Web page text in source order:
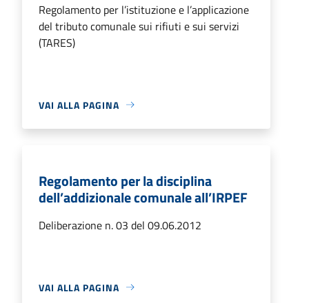
Regolamento per l’istituzione e l’applicazione
del tributo comunale sui rifiuti e sui servizi
(TARES)
VAI ALLA PAGINA
Regolamento per la disciplina
dell’addizionale comunale all’IRPEF
Deliberazione n. 03 del 09.06.2012
VAI ALLA PAGINA